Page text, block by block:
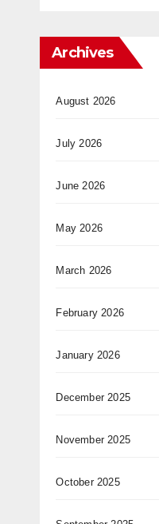
Archives
August 2026
July 2026
June 2026
May 2026
March 2026
February 2026
January 2026
December 2025
November 2025
October 2025